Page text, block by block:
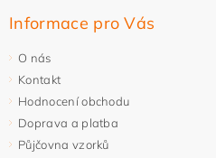
Informace pro Vás
O nás
Kontakt
Hodnocení obchodu
Doprava a platba
Půjčovna vzorků